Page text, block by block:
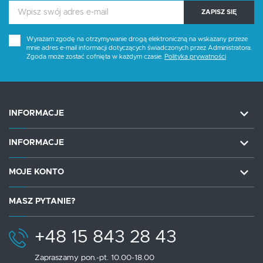
ZAPISZ SIĘ
Wyrażam zgodę na otrzymywanie drogą elektroniczną na wskazany przeze
mnie adres e-mail informacji dotyczących świadczonych przez Administratora.
Zgoda może zostać cofnięta w każdym czasie. Polityka prywatności
INFORMACJE
INFORMACJE
MOJE KONTO
MASZ PYTANIE?
+48 15 843 28 43
Zapraszamy pon.-pt. 10.00-18.00